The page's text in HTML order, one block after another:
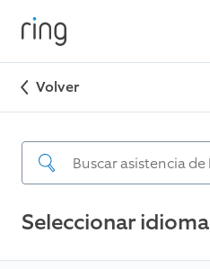
Volver
Seleccionar idioma